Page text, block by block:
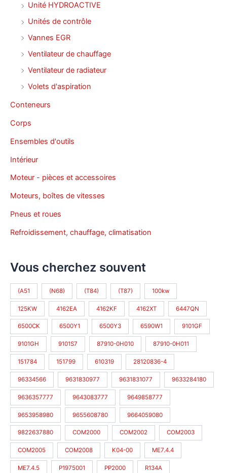
Unité HYDROACTIVE
Unités de contrôle
Vannes EGR
Ventilateur de chauffage
Ventilateur de radiateur
Volets d'aspiration
Conteneurs
Corps
Ensembles d'outils
Intérieur
Moteur - pièces et accessoires
Moteurs, boîtes de vitesses
Pneus et roues
Refroidissement, chauffage, climatisation
Vous cherchez souvent
(A51 (N68) (T84) (T87) 100kw
125KW 4162EA 4162KF 4162XT 6447QN
6500CK 6500Y1 6500Y3 6590W1 9101GF
9101GH 9101S7 87910-0H010 87910-0H011
151784 151799 610319 28120836-4
96334566 9631830977 9631831077 9633284180
9636357777 9643083777 9649858777
9653958980 9655608780 9664059080
9822637880 COM2000 COM2002 COM2003
COM2005 COM2008 K04-00 ME7.4.4
ME7.4.5 P1975001 PP2000 R134A